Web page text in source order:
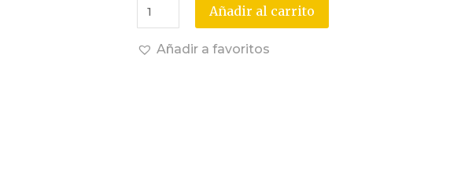
Añadir al carrito
Añadir a favoritos